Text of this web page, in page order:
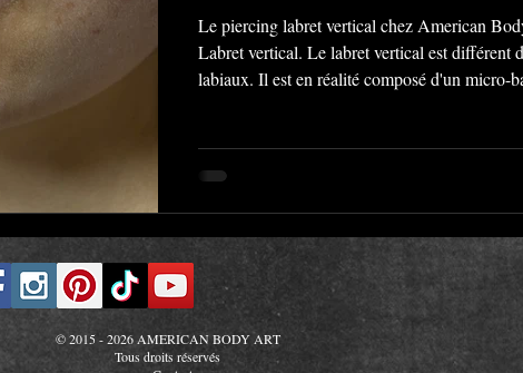
Le piercing labret vertical chez American
Labret vertical. Le labret vertical est différent
labiaux. Il est en réalité composé d'un micro-
labret vertical est à 45€ pour une prothèse
d'information sur
© 2015 - 2026 AMERICAN BODY ART
Tous droits réservés